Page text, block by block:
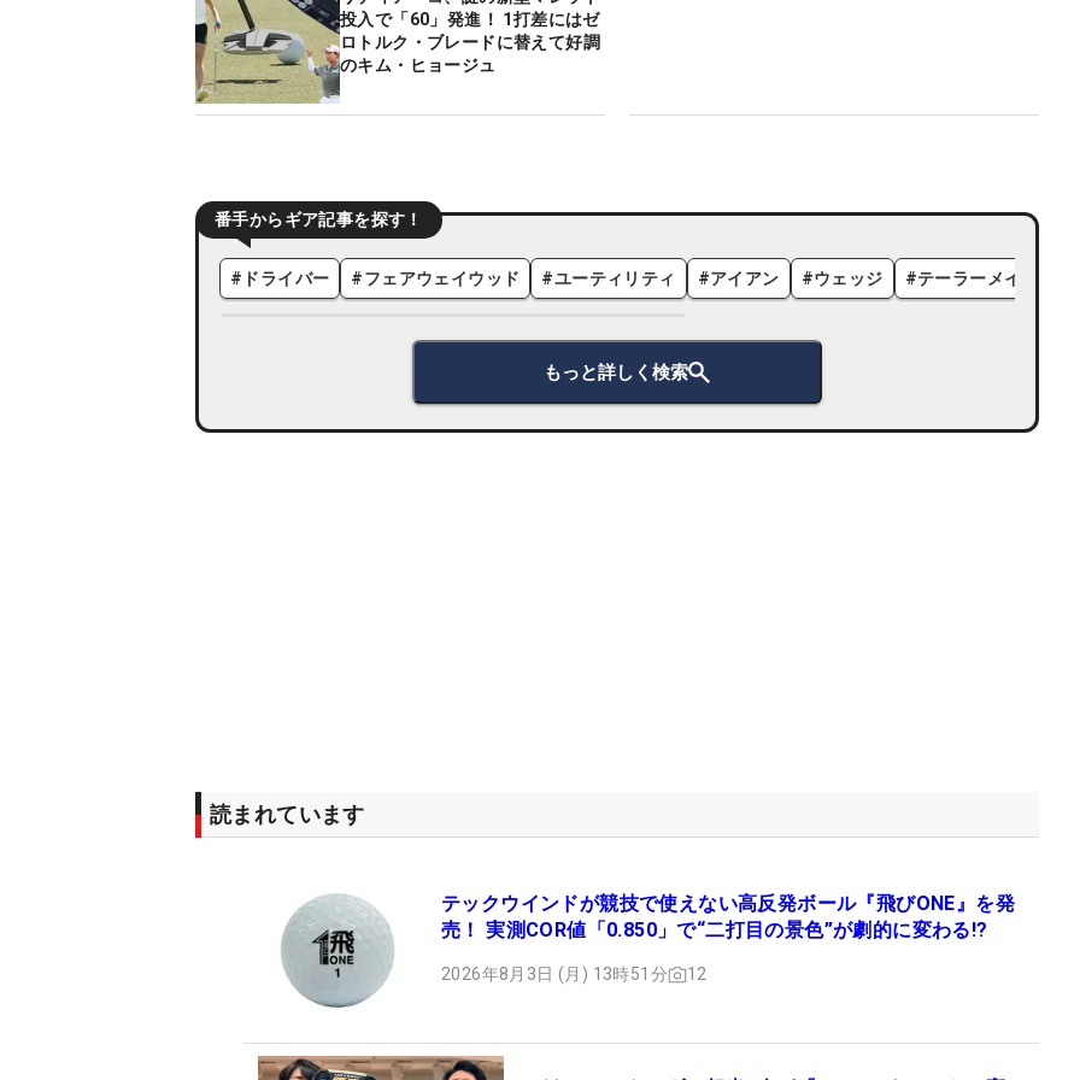
投入で「60」発進！ 1打差にはゼ
ロトルク・ブレードに替えて好調
のキム・ヒョージュ
番手からギア記事を探す！
# ドライバー #フェアウェイウッド #ユーティリティ #アイアン #ウェッジ #テーラーメイド
もっと詳しく検索
読まれています
テックウインドが競技で使えない高反発ボール『飛びONE』を発
売！ 実測COR値「0.850」で“二打目の景色”が劇的に変わる!?
2026年8月3日 (月) 13時51分 12